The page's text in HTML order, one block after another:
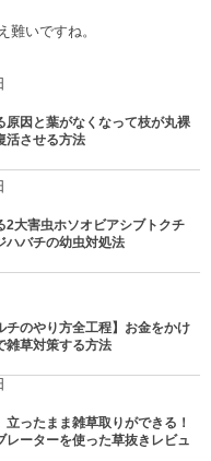
難いですね。
原因と葉がなくなって枝が丸裸
活させる方法
2大害虫ホソオビアシブトクチ
ハバチの幼虫対処法
チのやり方全工程】お金をかけ
雑草対策する方法
立ったまま雑草取りができる！
レーターを使った草抜きレビュ